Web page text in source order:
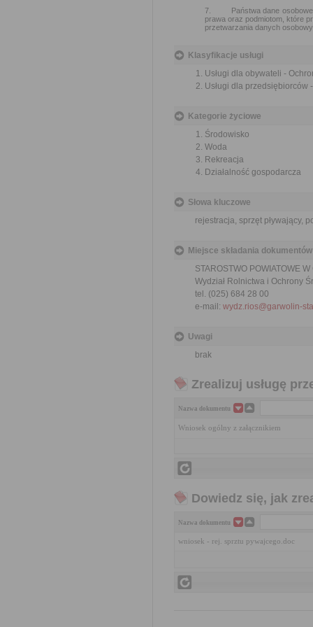
7.
Państwa dane
prawa oraz podmiotom, które
przetwarzania danych
Klasyfikacje usługi
Usługi dla obywateli -
Usługi dla
Kategorie życiowe
Środowisko
Woda
Rekreacja
Działalność gospodarcza
Słowa kluczowe
rejestracja, sprzęt pływający,
Miejsce składania dokumentów
STAROSTWO POWIATOWE
Wydział Rolnictwa i Ochrony
tel. (025) 684 28 00
e-mail: wydz.rios@garwolin-
Uwagi
brak
Zrealizuj usługę
Nazwa dokumentu
Wniosek ogólny z załącznikiem
Dowiedz się, jak
Nazwa dokumentu
wniosek - rej. sprztu pywajcego.doc